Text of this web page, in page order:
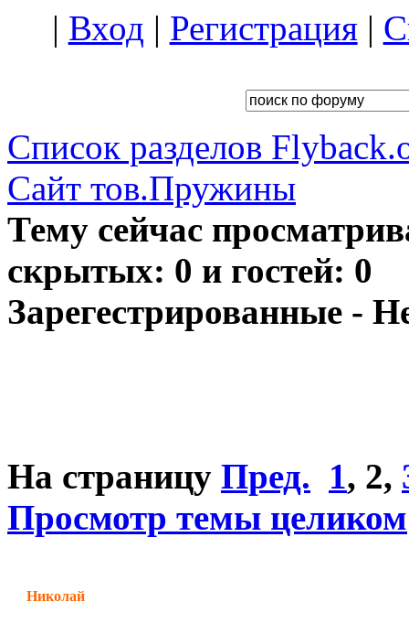
| Вход | Регистрация|
Список разделов
Сайт тов.Пружины
Тему сейчас
скрытых: 0 и гостей: 0
Зарегестрированные -
На страницу Пред. 1, 2,
Просмотр темы целиком
Николай